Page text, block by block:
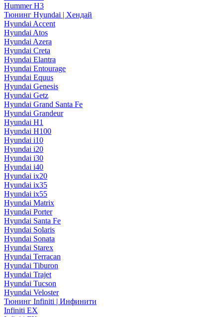
Hummer H3
Тюнинг Hyundai | Хендай
Hyundai Accent
Hyundai Atos
Hyundai Azera
Hyundai Creta
Hyundai Elantra
Hyundai Entourage
Hyundai Equus
Hyundai Genesis
Hyundai Getz
Hyundai Grand Santa Fe
Hyundai Grandeur
Hyundai H1
Hyundai H100
Hyundai i10
Hyundai i20
Hyundai i30
Hyundai i40
Hyundai ix20
Hyundai ix35
Hyundai ix55
Hyundai Matrix
Hyundai Porter
Hyundai Santa Fe
Hyundai Solaris
Hyundai Sonata
Hyundai Starex
Hyundai Terracan
Hyundai Tiburon
Hyundai Trajet
Hyundai Tucson
Hyundai Veloster
Тюнинг Infiniti | Инфинити
Infiniti EX